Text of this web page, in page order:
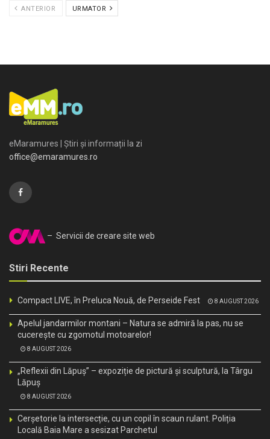
ANTERIOR URMATOR
eMaramures | Știri și informații la zi
office@emaramures.ro
– Servicii de creare site web
Stiri Recente
Compact LIVE, în Preluca Nouă, de Perseide Fest 8 AUGUST 2026
Apelul jandarmilor montani – Natura se admiră la pas, nu se
cucerește cu zgomotul motoarelor!
8 AUGUST 2026
„Reflexii din Lăpuș” – expoziție de pictură și sculptură, la Târgu
Lăpuș
8 AUGUST 2026
Cerșetorie la intersecție, cu un copil în scaun rulant. Poliția
Locală Baia Mare a sesizat Parchetul